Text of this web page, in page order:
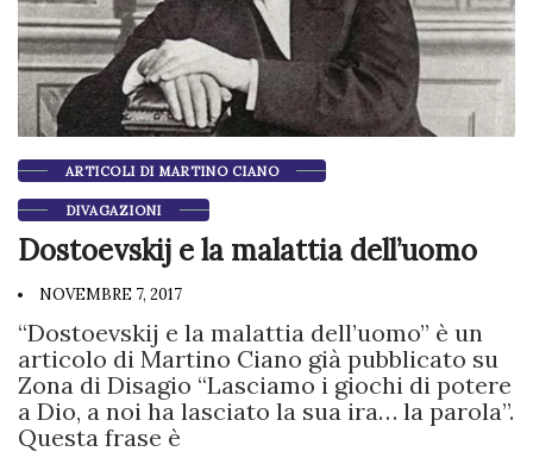
ARTICOLI DI MARTINO CIANO
DIVAGAZIONI
Dostoevskij e la malattia dell’uomo
NOVEMBRE 7, 2017
“Dostoevskij e la malattia dell’uomo” è un
articolo di Martino Ciano già pubblicato su
Zona di Disagio “Lasciamo i giochi di potere
a Dio, a noi ha lasciato la sua ira… la parola”.
Questa frase è